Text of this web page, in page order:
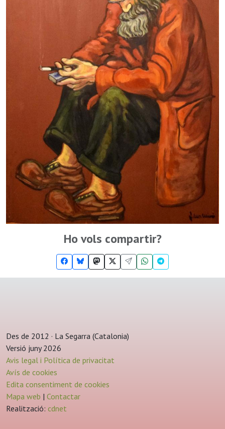
Ho vols compartir?
Des de 2012 · La Segarra (Catalonia)
Versió juny 2026
Avis legal i Política de privacitat
Avís de cookies
Edita consentiment de cookies
Mapa web | Contactar
Realització: cdnet